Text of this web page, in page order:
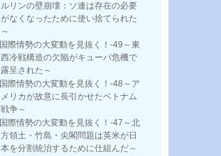
ルリンの壁崩壊：ソ連は存在の必要
がなくなったために使い捨てられた
～
国際情勢の大変動を見抜く！-49～東
西冷戦構造の欠陥がキューバ危機で
露呈された～
国際情勢の大変動を見抜く！-48～ア
メリカが故意に長引かせたベトナム
戦争～
国際情勢の大変動を見抜く！-47～北
方領土・竹島・尖閣問題は英米が日
本を分割統治するために仕組んだ～